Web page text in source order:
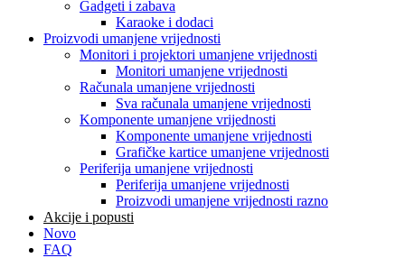
Gadgeti i zabava
Karaoke i dodaci
Proizvodi umanjene vrijednosti
Monitori i projektori umanjene vrijednosti
Monitori umanjene vrijednosti
Računala umanjene vrijednosti
Sva računala umanjene vrijednosti
Komponente umanjene vrijednosti
Komponente umanjene vrijednosti
Grafičke kartice umanjene vrijednosti
Periferija umanjene vrijednosti
Periferija umanjene vrijednosti
Proizvodi umanjene vrijednosti razno
Akcije i popusti
Novo
FAQ